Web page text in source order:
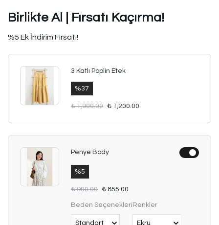
Birlikte Al | Fırsatı Kaçırma!
%5 Ek İndirim Fırsatı!
3 Katlı Poplin Etek
%37
₺ 1,900.00 ₺ 1,200.00
Penye Body
%5
₺ 900.00 ₺ 855.00
Beden SeçenekleriRenkler